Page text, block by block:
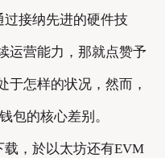
过接纳先进的硬件技
运营能力，那就点赞予
于怎样的状况，然而，
包的核心差别。
载，於以太坊还有EVM